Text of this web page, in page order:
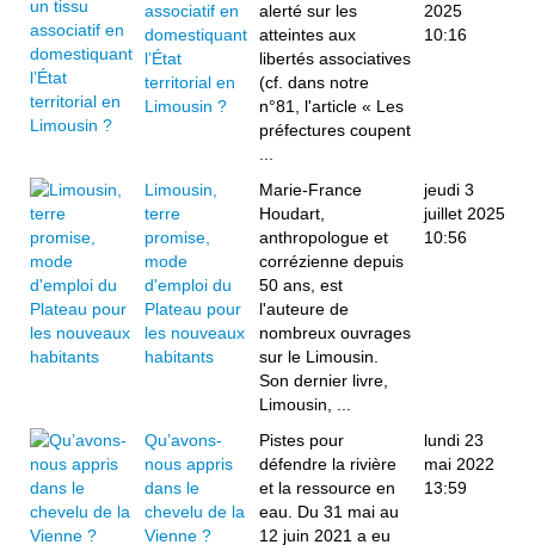
associatif en
domestiquant
l’État
territorial en
Limousin ?
alerté sur les
atteintes aux
libertés associatives
(cf. dans notre
n°81, l'article « Les
préfectures coupent
2025
10:16
Limousin,
terre
promise,
mode
d'emploi du
Plateau pour
les nouveaux
habitants
Marie-France
Houdart,
anthropologue et
corrézienne depuis
50 ans, est
l'auteure de
nombreux ouvrages
sur le Limousin.
Son dernier livre,
Limousin, ...
jeudi 3
juillet 2025
10:56
Qu’avons-
nous appris
dans le
chevelu de la
Vienne ?
Pistes pour
défendre la rivière
et la ressource en
eau. Du 31 mai au
12 juin 2021 a eu
lundi 23
mai 2022
13:59